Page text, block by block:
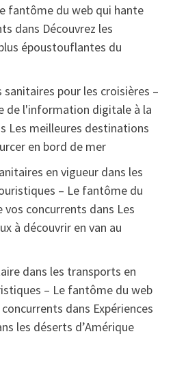
fantôme du web qui hante
dans Découvrez les
époustouflantes du
sanitaires pour les croisières –
de l'information digitale à la
Les meilleures destinations
en bord de mer
en vigueur dans les
– Le fantôme du
vos concurrents dans Les
à découvrir en van au
dans les transports en
– Le fantôme du web
dans Expériences
les déserts d’Amérique